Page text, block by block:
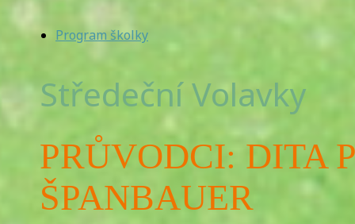
Program školky
Středeční Volavky
PRŮVODCI: DITA
ŠPANBAUER